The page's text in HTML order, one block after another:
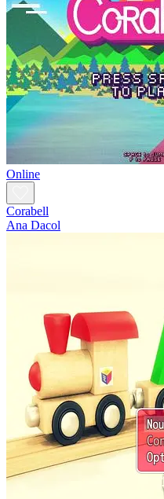
Online
Corabell
Ana Dacol